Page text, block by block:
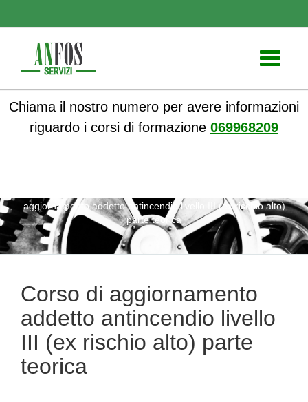
Toggle
Chiama il nostro numero per avere informazioni
riguardo i corsi di formazione 069968209
aggiornamento addetto antincendio livello III (ex rischio alto)
parte teorica
Corso di aggiornamento
addetto antincendio livello
III (ex rischio alto) parte
teorica